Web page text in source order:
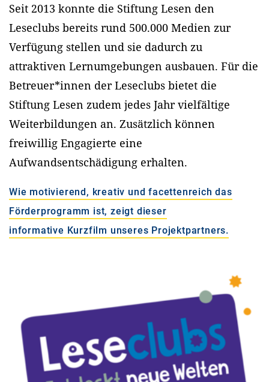
Seit 2013 konnte die Stiftung Lesen den
Leseclubs bereits rund 500.000 Medien zur
Verfügung stellen und sie dadurch zu
attraktiven Lernumgebungen ausbauen. Für die
Betreuer*innen der Leseclubs bietet die
Stiftung Lesen zudem jedes Jahr vielfältige
Weiterbildungen an. Zusätzlich können
freiwillig Engagierte eine
Aufwandsentschädigung erhalten.
Wie motivierend, kreativ und facettenreich das
Förderprogramm ist, zeigt dieser
informative Kurzfilm unseres Projektpartners.